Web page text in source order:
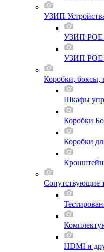
УЗИП
УЗИП POE
УЗИП POE
Коробки, боксы,
Шкафы
Коробки
Коробки
Сопутствующие
HDMI и